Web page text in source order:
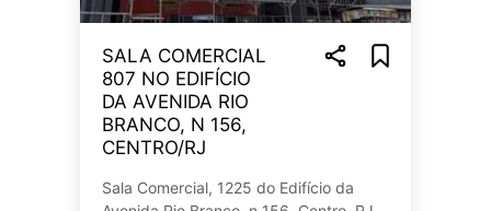
SALA COMERCIAL
807 NO EDIFÍCIO
DA AVENIDA RIO
BRANCO, N 156,
CENTRO/RJ
Sala Comercial, 1225 do Edifício da